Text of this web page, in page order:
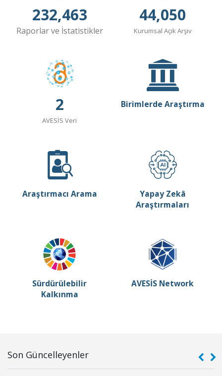
232,463
Raporlar ve İstatistikler
44,050
Kurumsal Açık Arşiv
2
AVESİS Veri
Birimlerde Araştırma
Araştırmacı Arama
Yapay Zekâ
Araştırmaları
Sürdürülebilir
Kalkınma
AVESİS Network
Son Güncelleyenler